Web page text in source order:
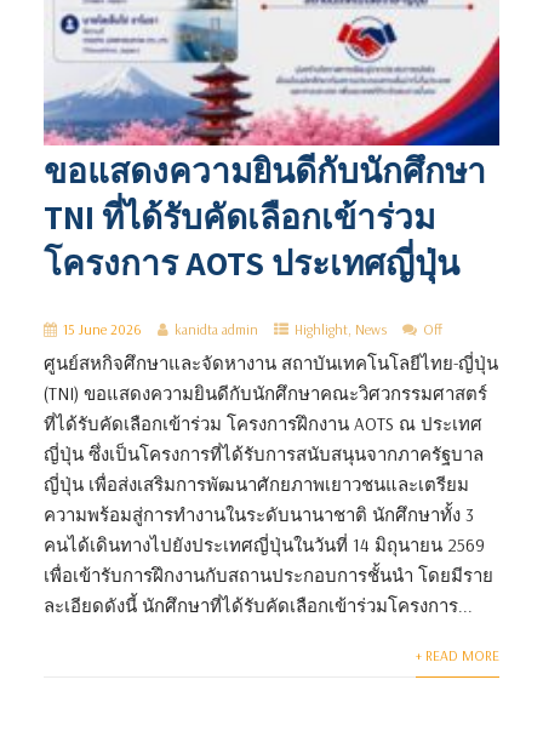
ขอแสดงความยินดีกับนักศึกษา
TNI ที่ได้รับคัดเลือกเข้าร่วม
โครงการ AOTS ประเทศญี่ปุ่น
15 June 2026 kanidta admin Highlight, News Off
ศูนย์สหกิจศึกษาและจัดหางาน สถาบันเทคโนโลยีไทย-ญี่ปุ่น
(TNI) ขอแสดงความยินดีกับนักศึกษาคณะวิศวกรรมศาสตร์
ที่ได้รับคัดเลือกเข้าร่วม โครงการฝึกงาน AOTS ณ ประเทศ
ญี่ปุ่น ซึ่งเป็นโครงการที่ได้รับการสนับสนุนจากภาครัฐบาล
ญี่ปุ่น เพื่อส่งเสริมการพัฒนาศักยภาพเยาวชนและเตรียม
ความพร้อมสู่การทำงานในระดับนานาชาติ นักศึกษาทั้ง 3
คนได้เดินทางไปยังประเทศญี่ปุ่นในวันที่ 14 มิถุนายน 2569
เพื่อเข้ารับการฝึกงานกับสถานประกอบการชั้นนำ โดยมีราย
ละเอียดดังนี้ นักศึกษาที่ได้รับคัดเลือกเข้าร่วมโครงการ...
+ READ MORE